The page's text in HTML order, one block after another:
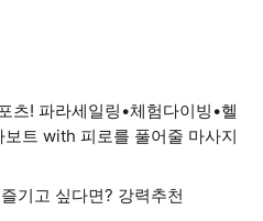
츠! 파라세일링•체험다이빙•헬
트 with 피로를 풀어줄 마사지
기고 싶다면? 강력추천